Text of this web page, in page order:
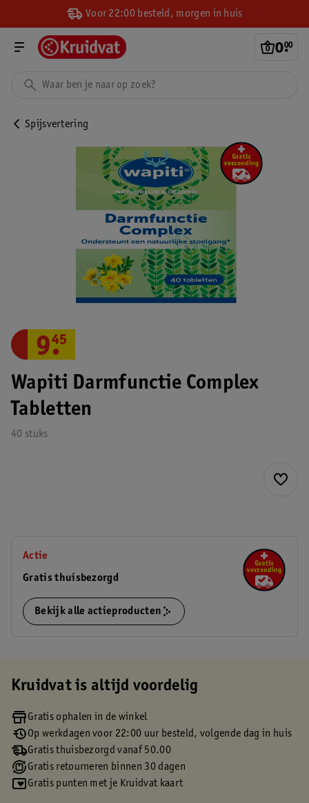
Voor 22:00 besteld, morgen in huis
0.
00
Spijsvertering
Wapiti Darmfunctie Complex
Tabletten
40 stuks
9.
45
Actie
Gratis thuisbezorgd
Bekijk alle actieproducten
Kruidvat is altijd voordelig
Gratis ophalen in de winkel
Op werkdagen voor 22:00 uur besteld, volgende dag in huis
Gratis thuisbezorgd vanaf 50.00
Gratis retourneren binnen 30 dagen
Gratis punten met je Kruidvat kaart